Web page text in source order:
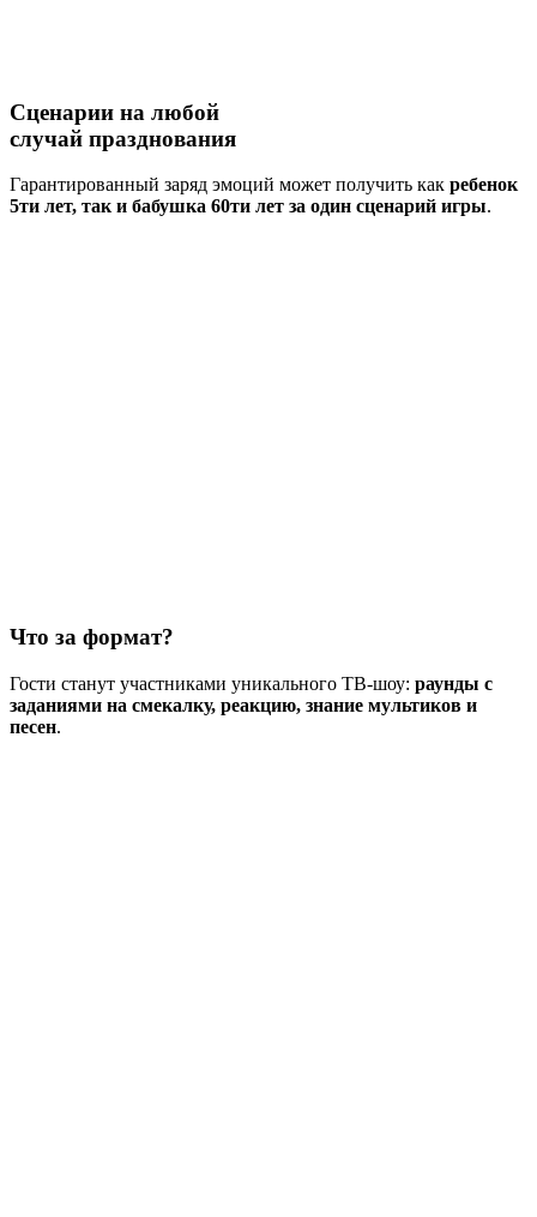
Сценарии на любой
случай празднования
Гарантированный заряд эмоций может получить как ребенок
5ти лет, так и бабушка 60ти лет за один сценарий игры.
Что за формат?
Гости станут участниками уникального ТВ-шоу: раунды с
заданиями на смекалку, реакцию, знание мультиков и
песен.